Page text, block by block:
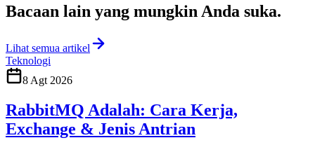
Bacaan lain yang mungkin Anda suka.
Lihat semua artikel
Teknologi
8 Agt 2026
RabbitMQ Adalah: Cara Kerja,
Exchange & Jenis Antrian